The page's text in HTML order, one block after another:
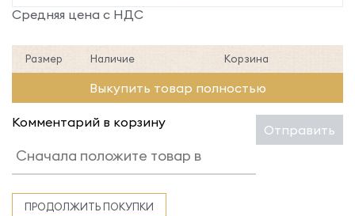
Средняя цена с НДС
Размер Наличие Корзина
Выкупить товар полностью
Комментарий в корзину Отправить
ПРОДОЛЖИТЬ ПОКУПКИ